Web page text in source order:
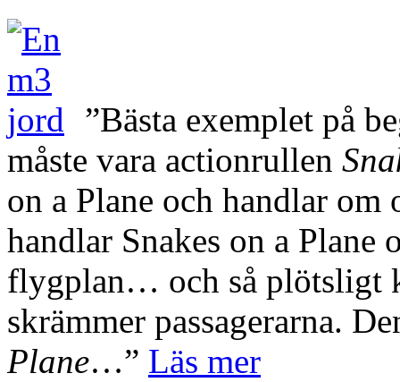
”Bästa exemplet på
måste vara actionrullen
on a Plane och handlar
handlar Snakes on a Plane
flygplan… och så plötsligt
skrämmer passagerarna.
Plane…” Läs mer